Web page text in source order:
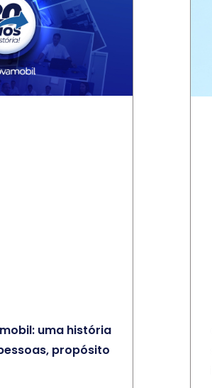
uma história
propósito